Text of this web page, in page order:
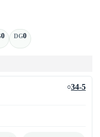
0 DG0
○34-5